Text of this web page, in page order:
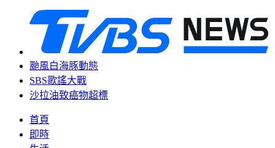
颱風白海豚動態
SBS歌謠大戰
沙拉油致癌物超標
首頁
即時